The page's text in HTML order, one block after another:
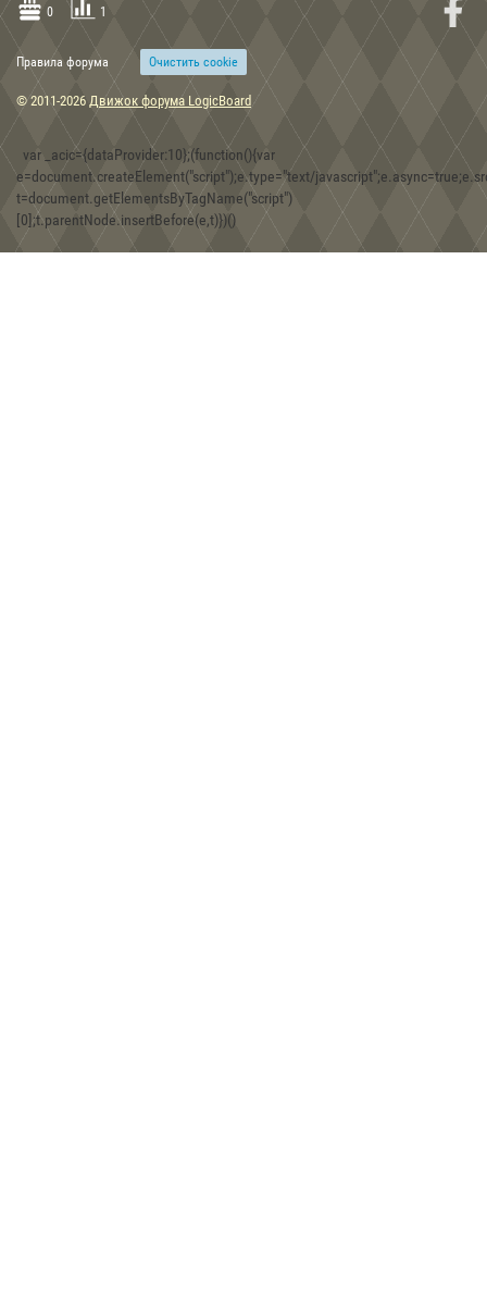
15:48, 30.12.2019
Скифские топоры-скипетры из собрания Музея истории
08:30, 30.12.2019
Игра Forgotten Realms: Demon Stone
0 1
Правила форума Очиcтить cookie
© 2011-2026 Движок форума LogicBoard
var _acic={dataProvider:10};(function(){var
e=document.createElement("script");e.type="text/
t=document.getElementsByTagName("script")
[0];t.parentNode.insertBefore(e,t)})()